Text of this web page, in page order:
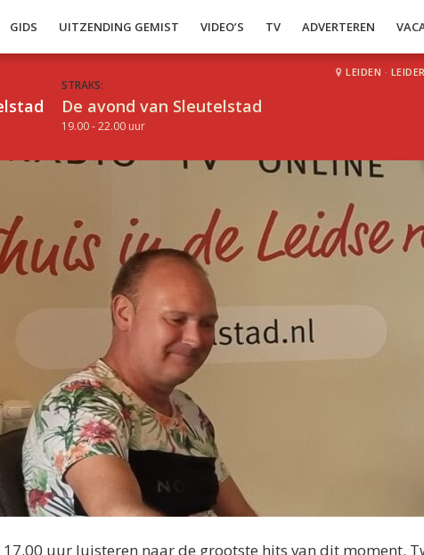
GIDS UITZENDING GEMIST VIDEO’S TV ADVERTEREN
STRAKS:
De avond van Sleutelstad
19.00 - 22.00 uur
LEIDEN ·
uur luisteren naar de grootste hits van dit moment.